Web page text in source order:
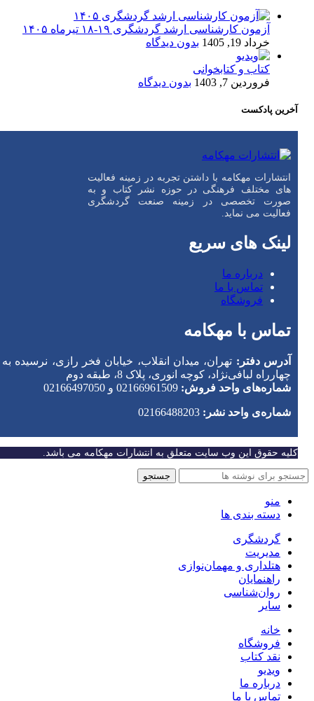
آزمون کارشناسی ارشد گردشگری ۱۹-۱۸ تیرماه ۱۴۰۵
خرداد 19, 1405
بدون دیدگاه
کتاب و کتابخوانی
فروردین 7, 1403
بدون دیدگاه
آخرین پادکست
انتشارات مهکامه با داشتن تجربه در زمینه فعالیت
های مختلف فرهنگی در حوزه نشر کتاب و به
صورت تخصصی در زمینه صنعت گردشگری
فعالیت می نماید.
لینک های سریع
درباره ما
تماس با ما
فروشگاه
تماس با مهکامه
آدرس دفتر: تهران، میدان انقلاب، خیابان فخر رازی، نرسیده به
چهارراه لبافی‌نژاد، کوچه انوری، پلاک 8، طبقه دوم
شماره‌های واحد فروش: 02166961509 و 02166497050
شماره‌‌ی واحد نشر:
کلیه حقوق این وب سایت متعلق به انتشارات مهکامه می باشد.
جستجو
منو
دسته بندی ها
گردشگری
مدیریت
هتلداری و مهمان‌نوازی
راهنمایان
روان‌شناسی
سایر
خانه
فروشگاه
نقد کتاب
ویدیو
درباره‌ ما
تماس با ما